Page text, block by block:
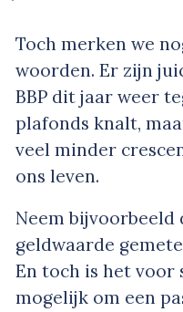
Toch merken we
woorden. Er zijn
BBP dit jaar weer
plafonds knalt,
veel minder
ons leven.
Neem
geldwaarde
En toch is het voor
mogelijk om een